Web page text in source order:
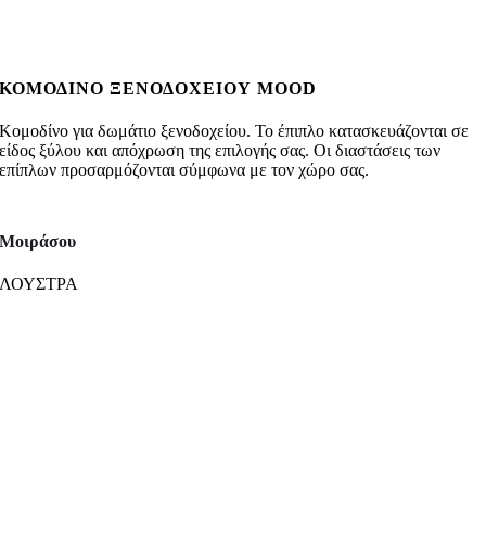
ΚΟΜΟΔΙΝO ΞΕΝΟΔΟΧΕΙΟΥ MOOD
Κομοδίνο για δωμάτιο ξενοδοχείου. Το έπιπλο κατασκευάζονται σε
είδος ξύλου και απόχρωση της επιλογής σας. Οι διαστάσεις των
επίπλων προσαρμόζονται σύμφωνα με τον χώρο σας.
Μοιράσου
ΛΟΥΣΤΡΑ